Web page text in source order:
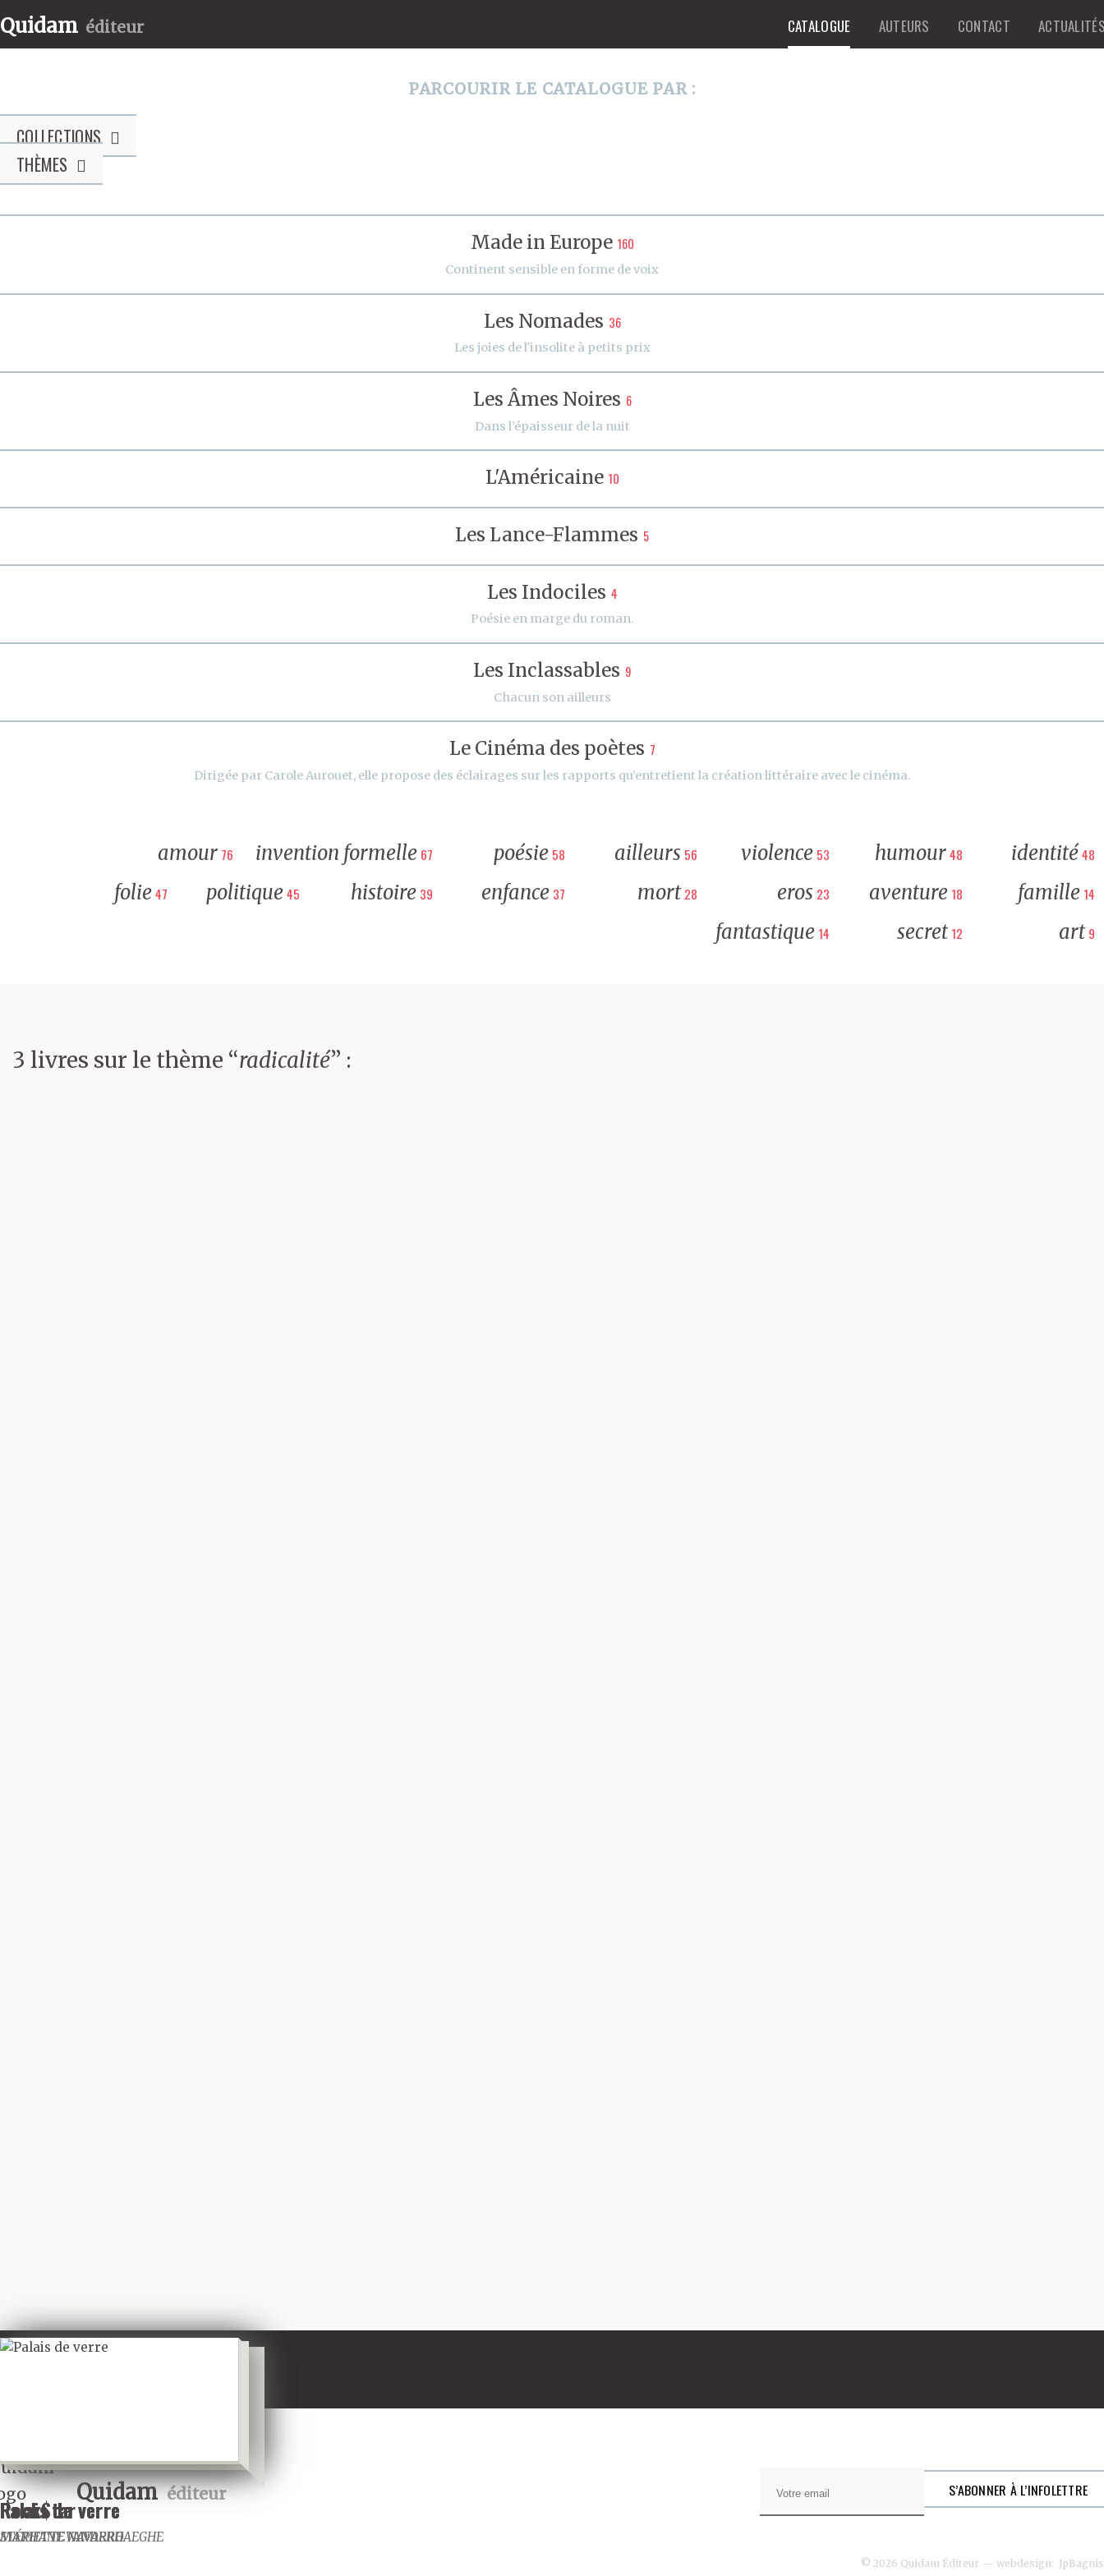
Quidam éditeur CATALOGUE AUTEURS CONTACT
PARCOURIR LE CATALOGUE PAR :
COLLECTIONS
THÈMES
Made in Europe 160
Continent sensible en forme de voix
Les Nomades 36
Les joies de l'insolite à petits prix
Les Âmes Noires 6
Dans l’épaisseur de la nuit
L'Américaine 10
Les Lance-Flammes 5
Les Indociles 4
Poésie en marge du roman.
Les Inclassables 9
Chacun son ailleurs
Le Cinéma des poètes 7
Dirigée par Carole Aurouet, elle propose des éclairages sur les rapports qu’entretient la création littéraire avec le cinéma.
amour 76 invention formelle 67 poésie 58 ailleurs 56 violence 53 humour48 identité48
folie47 politique 45 histoire 39 enfance 37 mort 28 eros 23 aventure 18 famille 14
fantastique 14 secret 12 art 9
3 livres sur le thème “radicalité” :
Palais de verre
MARIETTE NAVARRO
Rock$tar
STÉPHANE VANDERHAEGHE
Palais de verre
MARIETTE NAVARRO
Quidam éditeur
© 2026 Quidam Éditeur — webdesign: JpBagnis